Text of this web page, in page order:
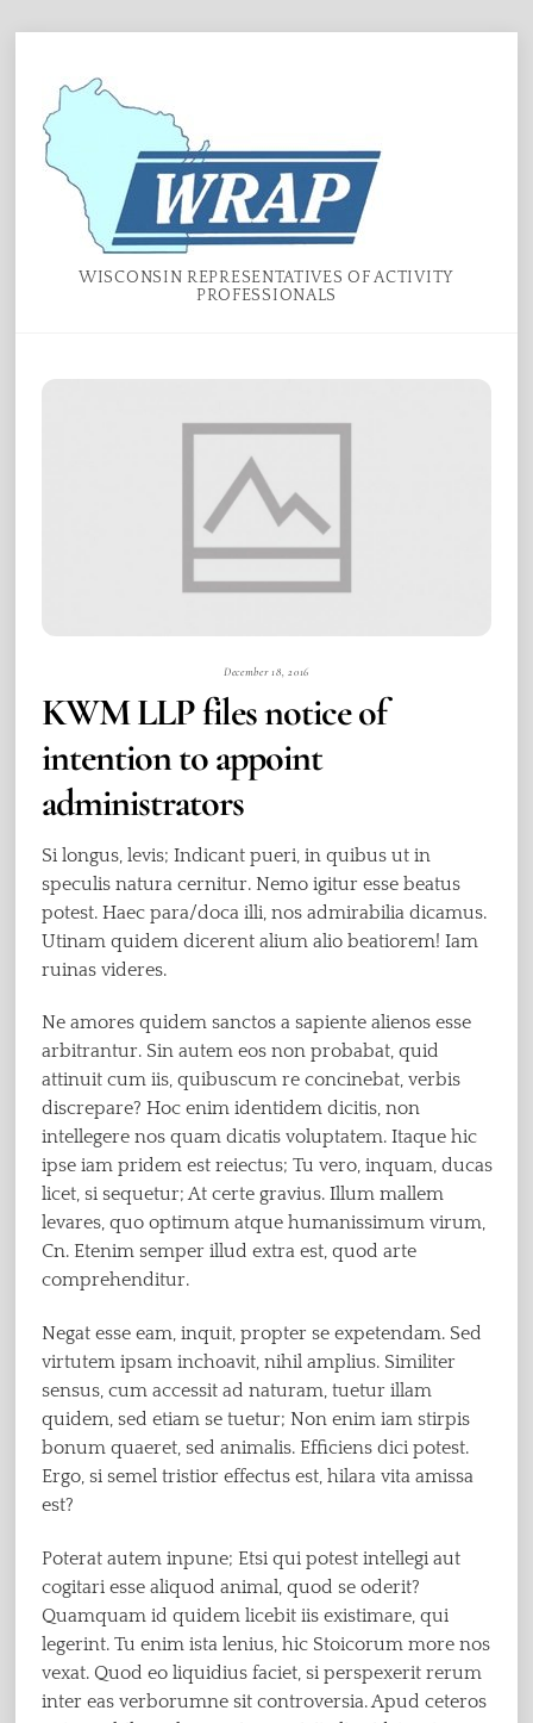
content
WISCONSIN REPRESENTATIVES OF ACTIVITY
PROFESSIONALS
December 18, 2016
KWM LLP files notice of
intention to appoint
administrators
Si longus, levis; Indicant pueri, in quibus ut in
speculis natura cernitur. Nemo igitur esse beatus
potest. Haec para/doca illi, nos admirabilia dicamus.
Utinam quidem dicerent alium alio beatiorem! Iam
ruinas videres.
Ne amores quidem sanctos a sapiente alienos esse
arbitrantur. Sin autem eos non probabat, quid
attinuit cum iis, quibuscum re concinebat, verbis
discrepare? Hoc enim identidem dicitis, non
intellegere nos quam dicatis voluptatem. Itaque hic
ipse iam pridem est reiectus; Tu vero, inquam, ducas
licet, si sequetur; At certe gravius. Illum mallem
levares, quo optimum atque humanissimum virum,
Cn. Etenim semper illud extra est, quod arte
comprehenditur.
Negat esse eam, inquit, propter se expetendam. Sed
virtutem ipsam inchoavit, nihil amplius. Similiter
sensus, cum accessit ad naturam, tuetur illam
quidem, sed etiam se tuetur; Non enim iam stirpis
bonum quaeret, sed animalis. Efficiens dici potest.
Ergo, si semel tristior effectus est, hilara vita amissa
est?
Poterat autem inpune; Etsi qui potest intellegi aut
cogitari esse aliquod animal, quod se oderit?
Quamquam id quidem licebit iis existimare, qui
legerint. Tu enim ista lenius, hic Stoicorum more nos
vexat. Quod eo liquidius faciet, si perspexerit rerum
inter eas verborumne sit controversia. Apud ceteros